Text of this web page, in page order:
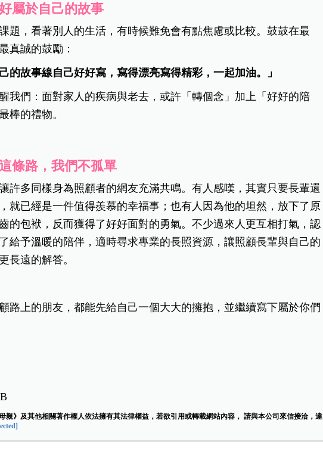
屬於自己的故事
題，看著別人的生活，有時候難免會有點焦慮或比較。鼓鼓在最
真誠的鼓勵：
的故事線自己好好寫，寫得漂亮寫得精彩，一起加油。」
我們：面對家人的疾病與老去，或許「轉個念」加上「好好的陪
棒的禮物。
條路，我們不孤單
許多同樣身為照顧者的網友充滿共鳴。有人感嘆，其實只要長輩還
就已經是一件值得羨慕的幸福事；也有人因為他的坦然，放下了原
的包袱，反而獲得了好好面對的勇氣。不少過來人更互相打氣，認
給予溫暖的陪伴，適時尋求專業的長照資源，讓照顧長輩與自己的
長遠的解答。
路上的朋友，都能先給自己一個大大的擁抱，並繼續寫下屬於你們
親》及其他相關著作權人依法擁有其法律權益，若欲引用或轉載網站內容， 請與本公司來信接洽，違